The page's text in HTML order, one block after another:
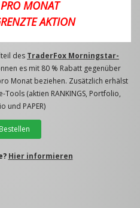
MONAT
AKTION
des TraderFox Morningstar-
es mit 80 % Rabatt gegenüber
Monat beziehen. Zusätzlich erhälst
(aktien RANKINGS, Portfolio,
und PAPER)
Hier informieren